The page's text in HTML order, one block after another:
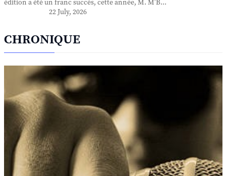
édition a été un franc succès, cette année, M. M’B...
22 July, 2026
CHRONIQUE